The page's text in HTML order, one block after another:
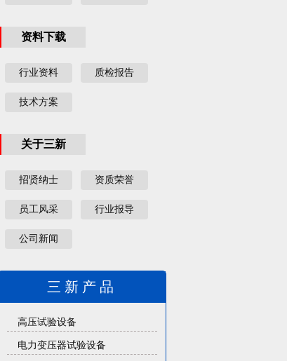
资料下载
行业资料 质检报告
技术方案
关于三新
招贤纳士 资质荣誉
员工风采 行业报导
公司新闻
三新产品
高压试验设备
电力变压器试验设备